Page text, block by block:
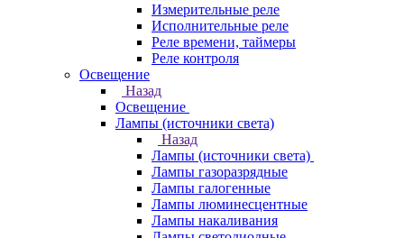
Измерительные реле
Исполнительные реле
Реле времени, таймеры
Реле контроля
Освещение
Назад
Освещение
Лампы (источники света)
Назад
Лампы (источники света)
Лампы газоразрядные
Лампы галогенные
Лампы люминесцентные
Лампы накаливания